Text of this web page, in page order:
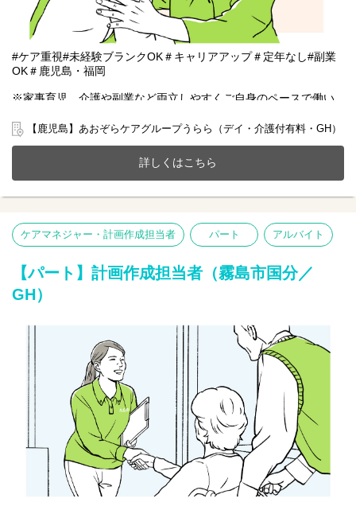
#ケア重視#未経験ブランクOK＃キャリアアップ＃定年なし#副業
OK＃鹿児島・福岡
※家事育児、介護や副業など両立しやすくご自身のペースで働い
2024年12月にリニューアルOPEN！霧島市国分にある介護付き有
料老人ホーム(全10室)とデイサービスが一体となったホームで一緒
20～70代まで幅広い年齢層の方が活躍中です。
今までのご経験やスキルを当社で発揮して頂ける方を募集してい
【仕事内容】介護業務全般 ※無資格未経験者OK
〇日常生活補助
〇介護記録の記入など
※初めての方は先輩が丁寧にサポートしますのでご安心ください
【鹿児島】あおぞらケアグループうらら（デイ・介護付有料・GH）
詳しくはこちら
ケアマネジャー・計画作成担当者 パート アルバイト
【パート】計画作成担当者（霧島市国分／
GH）